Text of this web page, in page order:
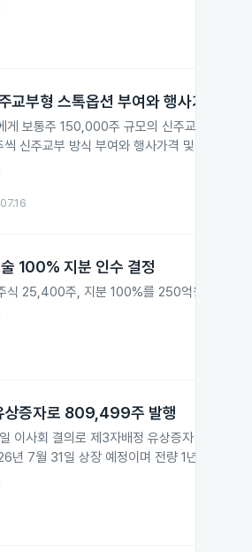
교부형 스톡옵션 부여와 행사가격 조정
게 보통주 150,000주 규모의 신주교부형 주
신주교부 방식 부여와 행사가격 및 행사기간
100% 지분 인수 결정
식 25,400주, 지분 100%를 250억원에 인수
상증자로 809,499주 발행
이사회 결의로 제3자배정 유상증자 방식으
년 7월 31일 상장 예정이며 전량 1년간 한국예